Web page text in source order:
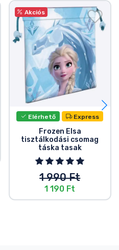
Akciós
Elérhető Express
Frozen Elsa
tisztálkodási csomag
táska tasak
1 990 Ft
1 190 Ft